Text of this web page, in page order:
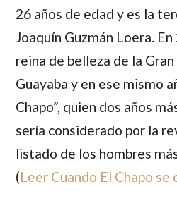
26 años de edad y es la
Joaquín Guzmán Loera.
reina de belleza de la
Guayaba y en ese mismo
Chapo”, quien dos años
sería considerado por la
listado de los hombres
(Leer Cuando El Chapo se